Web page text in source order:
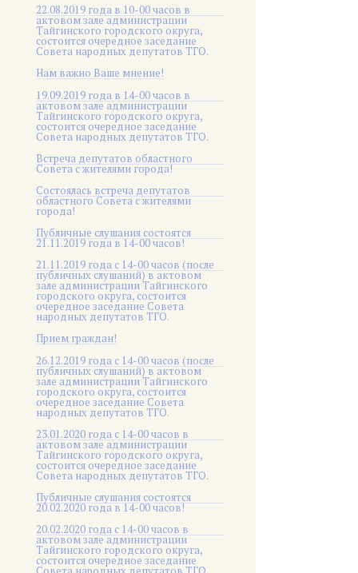
22.08.2019 года в 10-00 часов в
актовом зале администрации
Тайгинского городского округа,
состоится очередное заседание
Совета народных депутатов ТГО.
Нам важно Ваше мнение!
19.09.2019 года в 14-00 часов в
актовом зале администрации
Тайгинского городского округа,
состоится очередное заседание
Совета народных депутатов ТГО.
Встреча депутатов областного
Совета с жителями города!
Состоялась встреча депутатов
областного Совета с жителями
города!
Публичные слушания состоятся
21.11.2019 года в 14-00 часов!
21.11.2019 года с 14-00 часов (после
публичных слушаний) в актовом
зале администрации Тайгинского
городского округа, состоится
очередное заседание Совета
народных депутатов ТГО.
Прием граждан!
26.12.2019 года с 14-00 часов (после
публичных слушаний) в актовом
зале администрации Тайгинского
городского округа, состоится
очередное заседание Совета
народных депутатов ТГО.
23.01.2020 года с 14-00 часов в
актовом зале администрации
Тайгинского городского округа,
состоится очередное заседание
Совета народных депутатов ТГО.
Публичные слушания состоятся
20.02.2020 года в 14-00 часов!
20.02.2020 года с 14-00 часов в
актовом зале администрации
Тайгинского городского округа,
состоится очередное заседание